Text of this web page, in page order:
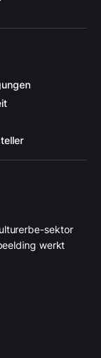
sektor
werkt